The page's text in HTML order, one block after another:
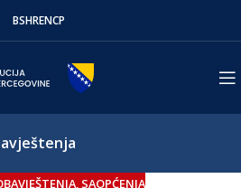
BSHRENСР
, SAOPĆENJA